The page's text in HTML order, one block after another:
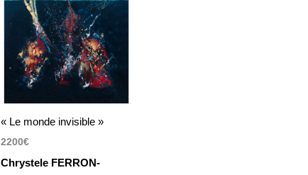
« Le monde invisible »
2200€
Chrystele FERRON-